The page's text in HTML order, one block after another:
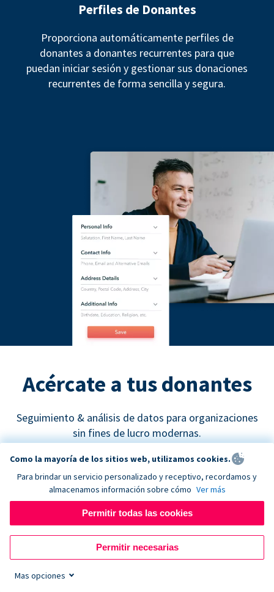
Perfiles de Donantes
Proporciona automáticamente perfiles de
donantes a donantes recurrentes para que
puedan iniciar sesión y gestionar sus donaciones
recurrentes de forma sencilla y segura.
Acércate a tus donantes
Seguimiento & análisis de datos para organizaciones
sin fines de lucro modernas.
Google Analytics
Descubre cuáles son los canales de recaudación de
fondos más efectivos y empieza a tomar decisiones
Como la mayoría de los sitios web, utilizamos cookies.
Para brindar un servicio personalizado y receptivo, recordamos y
almacenamos información sobre cómo Ver más
Permitir todas las cookies
Permitir necesarias
Mas opciones